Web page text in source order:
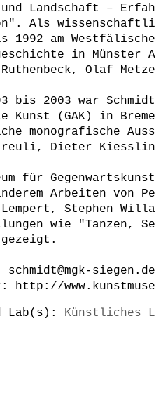
und Landschaft –
Als
1992 am
in Münster
Olaf
bis 2003 war
Kunst (GAK) in
monografische
Dieter
für
Arbeiten von
Lempert, Stephen
wie "Tanzen,
siegen.de
http://
Lab(s): Künstliches